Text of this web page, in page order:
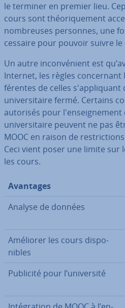
le terminer en premier lieu.
cours sont théo­ri­que­ment
nom­breuses personnes, une
ces­saire pour pouvoir suivre le
Un autre in­con­vé­nient est
Internet, les règles
fé­rentes de celles
uni­ver­si­taire fermé. Certains
autorisés pour
uni­ver­si­taire peuvent ne pas
MOOC en raison de
Ceci vient poser une limite sur
les cours.
Avantages
Analyse de données
Améliorer les cours dis­po­
nibles
Publicité pour l’uni­ver­sité